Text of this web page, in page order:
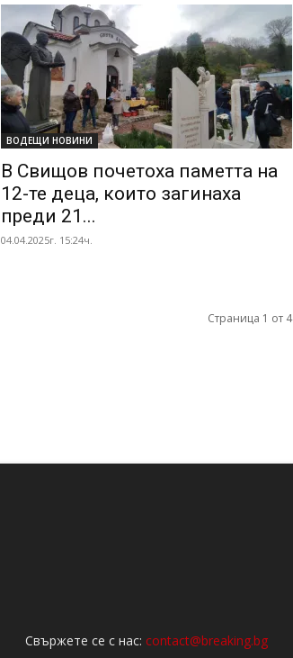
ВОДЕЩИ НОВИНИ
В Свищов почетоха паметта на
12-те деца, които загинаха
преди 21...
04.04.2025г. 15:24ч.
Страница 1 от 4
Свържете се с нас: contact@breaking.bg